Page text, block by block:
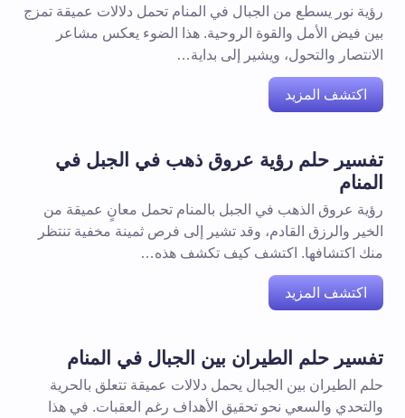
رؤية نور يسطع من الجبال في المنام تحمل دلالات عميقة تمزج
بين فيض الأمل والقوة الروحية. هذا الضوء يعكس مشاعر
الانتصار والتحول، ويشير إلى بداية…
اكتشف المزيد
تفسير حلم رؤية عروق ذهب في الجبل في
المنام
رؤية عروق الذهب في الجبل بالمنام تحمل معانٍ عميقة من
الخير والرزق القادم، وقد تشير إلى فرص ثمينة مخفية تنتظر
منك اكتشافها. اكتشف كيف تكشف هذه…
اكتشف المزيد
تفسير حلم الطيران بين الجبال في المنام
حلم الطيران بين الجبال يحمل دلالات عميقة تتعلق بالحرية
والتحدي والسعي نحو تحقيق الأهداف رغم العقبات. في هذا